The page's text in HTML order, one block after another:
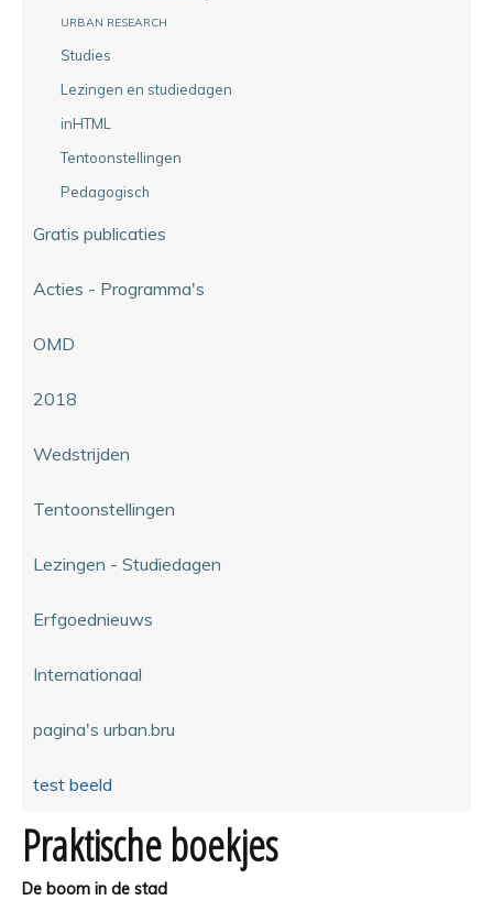
URBAN RESEARCH
Studies
Lezingen en studiedagen
inHTML
Tentoonstellingen
Pedagogisch
Gratis publicaties
Acties - Programma's
OMD
2018
Wedstrijden
Tentoonstellingen
Lezingen - Studiedagen
Erfgoednieuws
Internationaal
pagina's urban.bru
test beeld
Praktische boekjes
De boom in de stad